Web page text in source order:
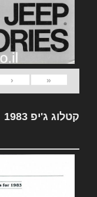
«
‹
קטלוג ג'יפ 1983